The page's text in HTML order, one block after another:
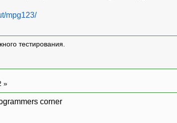
mpg123/
тестирования.
»
corner